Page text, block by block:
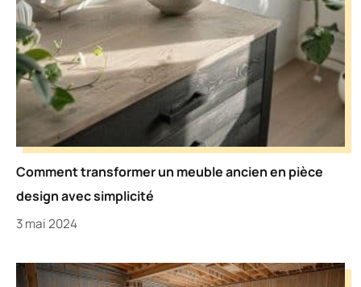
Comment transformer un meuble ancien en pièce
design avec simplicité
3 mai 2024